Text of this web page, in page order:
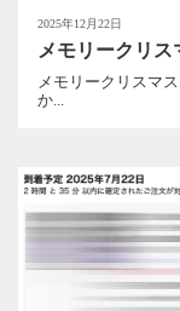
2025年12月22日
メモリークリス
メモリークリスマ
か...